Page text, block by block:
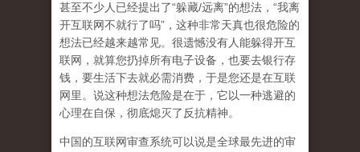
甚至不少人已经提出了“躲藏/远离”的想法，“我离
开互联网不就行了吗”，这种非常天真也很危险的
想法已经越来越常见。很遗憾没有人能躲得开互
联网，就算您扔掉所有电子设备，也要去银行存
钱，要生活下去就必需消费，于是您还是在互联
网里。说这种想法危险是在于，它以一种逃避的
心理在自保，彻底熄灭了反抗精神。
中国的互联网审查系统可以说是全球最先进的审